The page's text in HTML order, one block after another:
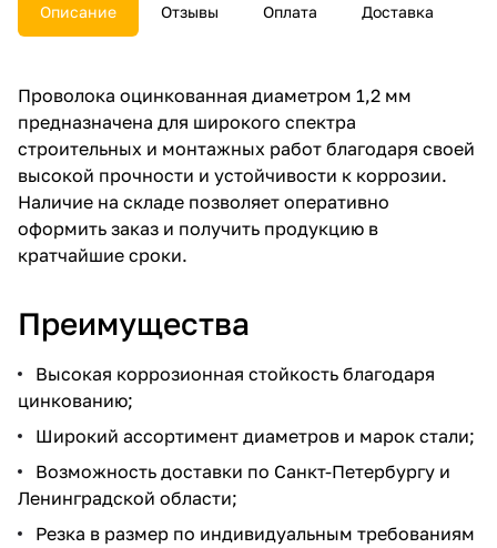
Описание Отзывы Оплата Доставка
Проволока оцинкованная диаметром 1,2 мм
предназначена для широкого спектра
строительных и монтажных работ благодаря своей
высокой прочности и устойчивости к коррозии.
Наличие на складе позволяет оперативно
оформить заказ и получить продукцию в
кратчайшие сроки.
Преимущества
Высокая коррозионная стойкость благодаря
цинкованию;
Широкий ассортимент диаметров и марок стали;
Возможность доставки по Санкт-Петербургу и
Ленинградской области;
Резка в размер по индивидуальным требованиям